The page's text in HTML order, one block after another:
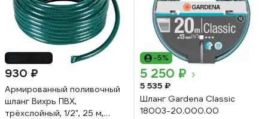
930 ₽
Армированный поливочный
шланг Вихрь ПВХ,
трёхслойный, 1/2", 25 м,
-5%
5 250 ₽
5 535 ₽
Шланг Gardena Classic
18003-20.000.00